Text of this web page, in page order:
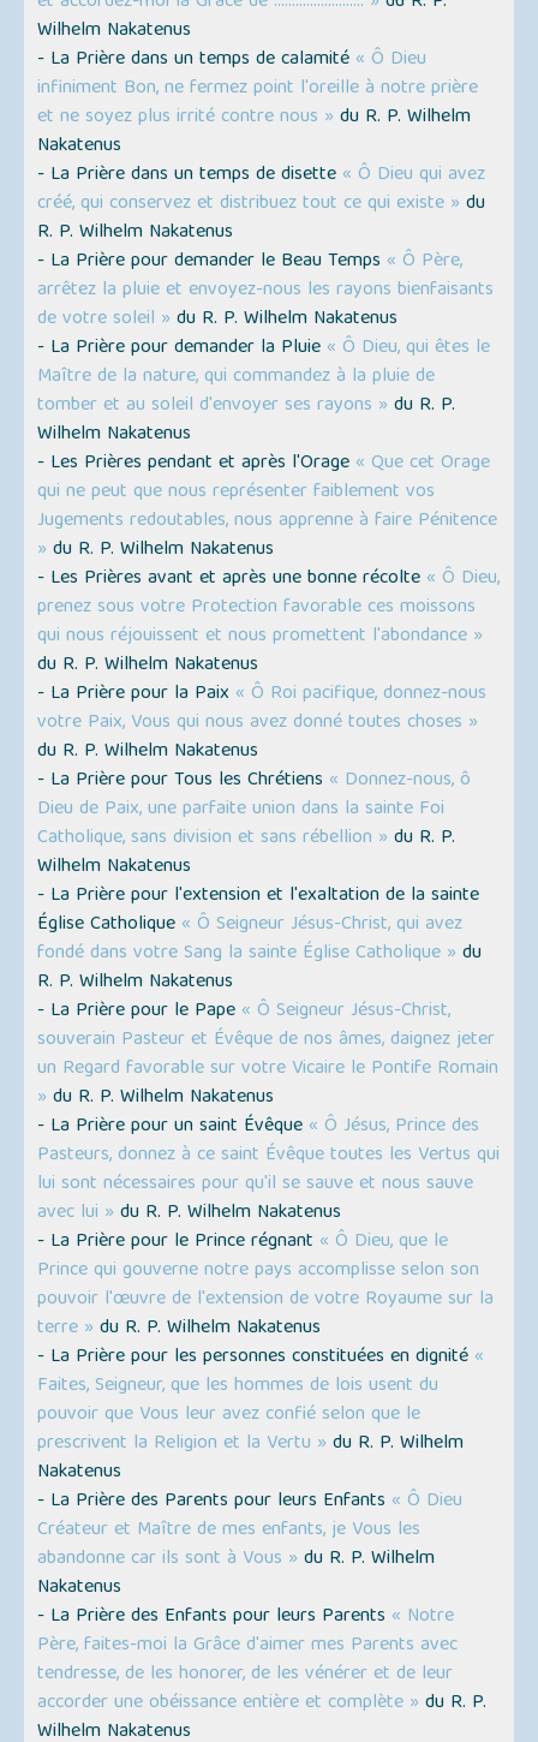
Wilhelm Nakatenus
- La Prière dans un temps de calamité « Ô Dieu
infiniment Bon, ne fermez point l'oreille à notre prière
et ne soyez plus irrité contre nous » du R. P. Wilhelm
Nakatenus
- La Prière dans un temps de disette « Ô Dieu qui avez
créé, qui conservez et distribuez tout ce qui existe » du
R. P. Wilhelm Nakatenus
- La Prière pour demander le Beau Temps « Ô Père,
arrêtez la pluie et envoyez-nous les rayons bienfaisants
de votre soleil » du R. P. Wilhelm Nakatenus
- La Prière pour demander la Pluie « Ô Dieu, qui êtes le
Maître de la nature, qui commandez à la pluie de
tomber et au soleil d'envoyer ses rayons » du R. P.
Wilhelm Nakatenus
- Les Prières pendant et après l'Orage « Que cet Orage
qui ne peut que nous représenter faiblement vos
Jugements redoutables, nous apprenne à faire Pénitence
» du R. P. Wilhelm Nakatenus
- Les Prières avant et après une bonne récolte « Ô Dieu,
prenez sous votre Protection favorable ces moissons
qui nous réjouissent et nous promettent l'abondance »
du R. P. Wilhelm Nakatenus
- La Prière pour la Paix « Ô Roi pacifique, donnez-nous
votre Paix, Vous qui nous avez donné toutes choses »
du R. P. Wilhelm Nakatenus
- La Prière pour Tous les Chrétiens « Donnez-nous, ô
Dieu de Paix, une parfaite union dans la sainte Foi
Catholique, sans division et sans rébellion » du R. P.
Wilhelm Nakatenus
- La Prière pour l'extension et l'exaltation de la sainte
Église Catholique « Ô Seigneur Jésus-Christ, qui avez
fondé dans votre Sang la sainte Église Catholique » du
R. P. Wilhelm Nakatenus
- La Prière pour le Pape « Ô Seigneur Jésus-Christ,
souverain Pasteur et Évêque de nos âmes, daignez jeter
un Regard favorable sur votre Vicaire le Pontife Romain
» du R. P. Wilhelm Nakatenus
- La Prière pour un saint Évêque « Ô Jésus, Prince des
Pasteurs, donnez à ce saint Évêque toutes les Vertus qui
lui sont nécessaires pour qu'il se sauve et nous sauve
avec lui » du R. P. Wilhelm Nakatenus
- La Prière pour le Prince régnant « Ô Dieu, que le
Prince qui gouverne notre pays accomplisse selon son
pouvoir l'œuvre de l'extension de votre Royaume sur la
terre » du R. P. Wilhelm Nakatenus
- La Prière pour les personnes constituées en dignité «
Faites, Seigneur, que les hommes de lois usent du
pouvoir que Vous leur avez confié selon que le
prescrivent la Religion et la Vertu » du R. P. Wilhelm
Nakatenus
- La Prière des Parents pour leurs Enfants « Ô Dieu
Créateur et Maître de mes enfants, je Vous les
abandonne car ils sont à Vous » du R. P. Wilhelm
Nakatenus
- La Prière des Enfants pour leurs Parents « Notre
Père, faites-moi la Grâce d'aimer mes Parents avec
tendresse, de les honorer, de les vénérer et de leur
accorder une obéissance entière et complète » du R. P.
Wilhelm Nakatenus